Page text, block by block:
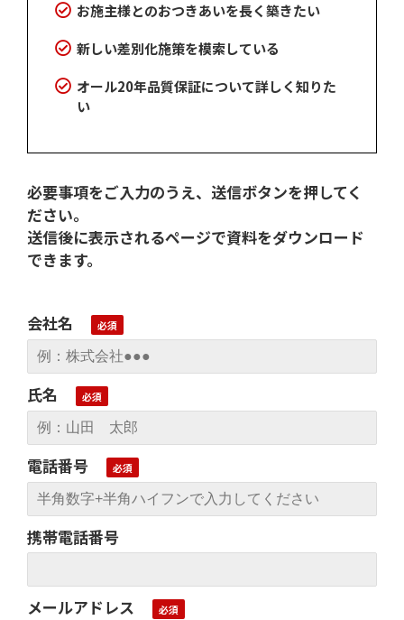
お施主様とのおつきあいを長く築きたい
新しい差別化施策を模索している
オール20年品質保証について詳しく知りた
い
必要事項をご入力のうえ、送信ボタンを押してく
ださい。
送信後に表示されるページで資料をダウンロード
できます。
会社名
氏名
電話番号
携帯電話番号
メールアドレス